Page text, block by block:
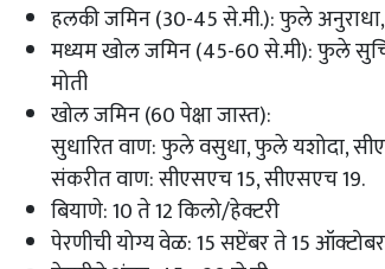
हलकी जमिन (30-45 से.मी.): फुले
मध्यम खोल जमिन (45-60 से.मी): फुले
मोती
खोल जमिन (60 पेक्षा जास्त):
सुधारित वाण: फुले वसुधा, फुले यशोदा,
संकरीत वाण: सीएसएच 15, सीएसएच 19.
बियाणे: 10 ते 12 किलो/हेक्टरी
पेरणीची योग्य वेळ: 15 सप्टेंबर ते 15 ऑक्टोबर